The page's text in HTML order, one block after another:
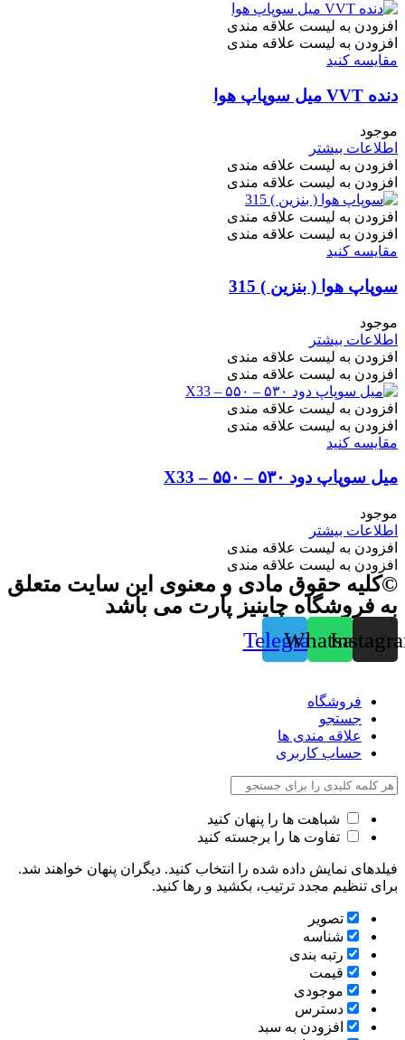
افزودن به لیست علاقه مندی
افزودن به لیست علاقه مندی
مقایسه کنید
دنده VVT میل سوپاپ هوا
موجود
اطلاعات بیشتر
افزودن به لیست علاقه مندی
افزودن به لیست علاقه مندی
افزودن به لیست علاقه مندی
افزودن به لیست علاقه مندی
مقایسه کنید
سوپاپ هوا ( بنزین ) 315
موجود
اطلاعات بیشتر
افزودن به لیست علاقه مندی
افزودن به لیست علاقه مندی
افزودن به لیست علاقه مندی
افزودن به لیست علاقه مندی
مقایسه کنید
میل سوپاپ دود ۵۳۰ – ۵۵۰ – X33
موجود
اطلاعات بیشتر
افزودن به لیست علاقه مندی
افزودن به لیست علاقه مندی
©کلیه حقوق مادی و معنوی این سایت متعلق
به فروشگاه چاینیز پارت می باشد
Whatsapp
Telegram
فروشگاه
جستجو
علاقه مندی ها
حساب کاربری
شباهت ها را پنهان کنید
تفاوت ها را برجسته کنید
فیلدهای نمایش داده شده را انتخاب کنید. دیگران پنهان خواهند شد.
برای تنظیم مجدد ترتیب، بکشید و رها کنید.
تصویر
شناسه
رتبه بندی
قیمت
موجودی
دسترس
افزودن به سبد